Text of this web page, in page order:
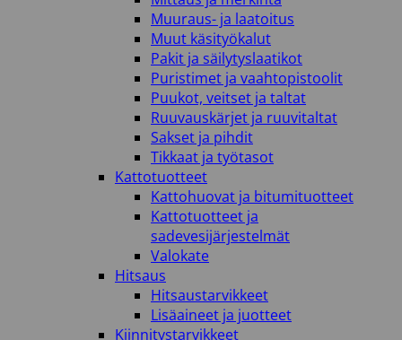
Muuraus- ja laatoitus
Muut käsityökalut
Pakit ja säilytyslaatikot
Puristimet ja vaahtopistoolit
Puukot, veitset ja taltat
Ruuvauskärjet ja ruuvitaltat
Sakset ja pihdit
Tikkaat ja työtasot
Kattotuotteet
Kattohuovat ja bitumituotteet
Kattotuotteet ja
sadevesijärjestelmät
Valokate
Hitsaus
Hitsaustarvikkeet
Lisäaineet ja juotteet
Kiinnitystarvikkeet